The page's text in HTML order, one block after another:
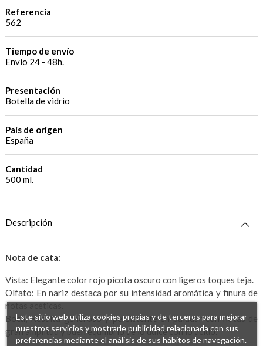
Referencia
562
Tiempo de envío
Envío 24 - 48h.
Presentación
Botella de vidrio
País de origen
España
Cantidad
500 ml.
Descripción
Nota de cata:
Vista: Elegante color rojo picota oscuro con ligeros toques teja.
Olfato: En nariz destaca por su intensidad aromática y finura de
notas acéticas.
Boca; Resulta generoso y persistente en paladar con notas de
gran amplitud y buen equilibrio de lo dulce con lo ácido.
Este sitio web utiliza cookies propias y de terceros para mejorar
nuestros servicios y mostrarle publicidad relacionada con sus
preferencias mediante el análisis de sus hábitos de navegación.